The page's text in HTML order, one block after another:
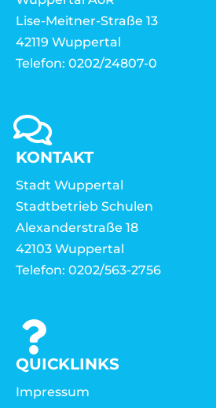
Lise-Meitner-Straße 13
42119 Wuppertal
Telefon: 0202/24807-0
KONTAKT
Stadt Wuppertal
Stadtbetrieb Schulen
Alexanderstraße 18
42103 Wuppertal
Telefon: 0202/563-2756
QUICKLINKS
Impressum